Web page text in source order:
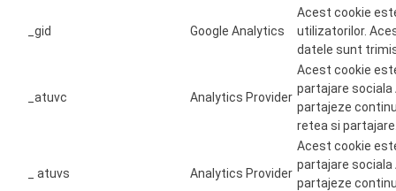
_gid Google Analytics
Acest cookie
utilizatorilor.
datele sunt
_atuvc Analytics Provider
Acest cookie
partajare
partajeze
retea si
_ atuvs Analytics Provider
Acest cookie
partajare
partajeze